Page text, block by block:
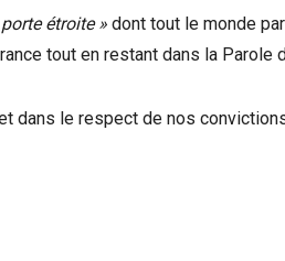
porte étroite » dont tout le monde
tout en restant dans la Parole
dans le respect de nos